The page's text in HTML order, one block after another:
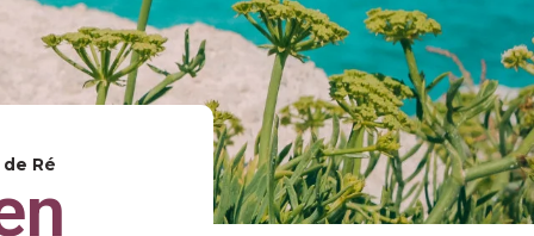
Ré